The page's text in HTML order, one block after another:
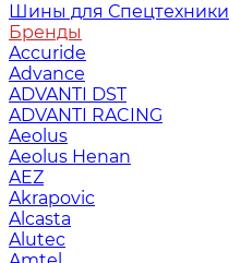
Шины для Спецтехники
Бренды
Accuride
Advance
ADVANTI DST
ADVANTI RACING
Aeolus
Aeolus Henan
AEZ
Akrapovic
Alcasta
Alutec